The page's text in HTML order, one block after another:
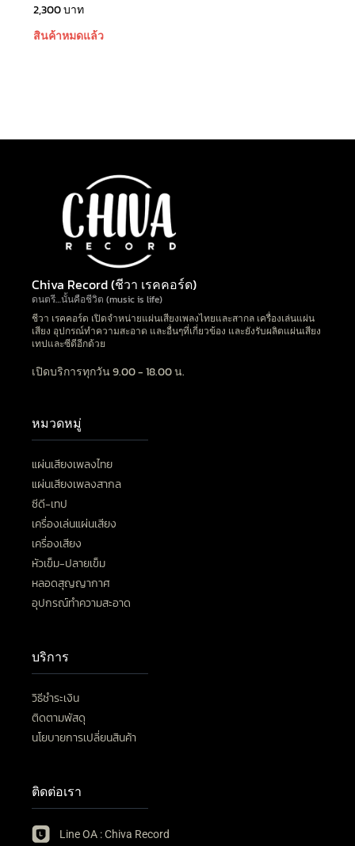
2,300บาท
สินค้าหมดแล้ว
Chiva Record (ชีวา เรคคอร์ด)
ดนตรี…นั้นคือชีวิต (music is life)
ชีวา เรคคอร์ด เปิดจำหน่ายแผ่นเสียงเพลงไทยและสากล เครื่องเล่นแผ่น
เสียง อุปกรณ์ทำความสะอาด และอื่นๆที่เกี่ยวข้อง และยังรับผลิตแผ่นเสียง
เทปและซีดีอีกด้วย
เปิดบริการทุกวัน 9.00 - 18.00 น.
หมวดหมู่
แผ่นเสียงเพลงไทย
แผ่นเสียงเพลงสากล
ซีดี-เทป
เครื่องเล่นแผ่นเสียง
เครื่องเสียง
หัวเข็ม-ปลายเข็ม
หลอดสุญญากาศ
อุปกรณ์ทำความสะอาด
บริการ
วิธีชำระเงิน
ติดตามพัสดุ
นโยบายการเปลี่ยนสินค้า
ติดต่อเรา
Line OA : Chiva Record